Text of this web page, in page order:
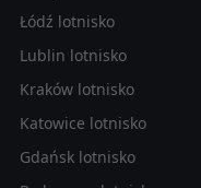
Łódź lotnisko
Lublin lotnisko
Kraków lotnisko
Katowice lotnisko
Gdańsk lotnisko